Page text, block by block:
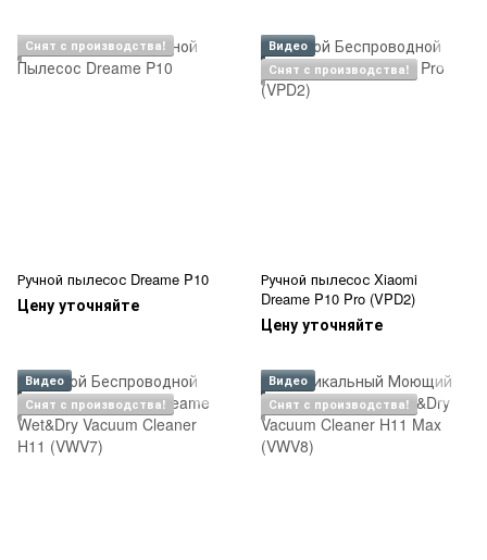
Снят с производства!
Ручной пылесос Dreame P10
Цену уточняйте
Видео
Снят с производства!
Ручной пылесос Xiaomi
Dreame P10 Pro (VPD2)
Цену уточняйте
Видео
Снят с производства!
Видео
Снят с производства!